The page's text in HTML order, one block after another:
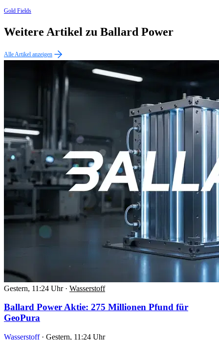
Gold Fields
Weitere Artikel zu Ballard Power
Alle Artikel anzeigen
Gestern, 11:24 Uhr · Wasserstoff
Ballard Power Aktie: 275 Millionen Pfund für
GeoPura
Wasserstoff · Gestern, 11:24 Uhr